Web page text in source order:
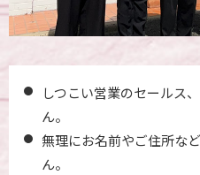
しつこい営業のセールス
ん。
無理にお名前やご住所な
ん。